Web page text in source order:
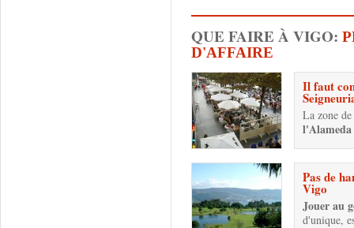
QUE FAIRE À VIGO:
D'AFFAIRE
Il faut
La zone
Pas de
Vigo
Jouer au
d'unique,